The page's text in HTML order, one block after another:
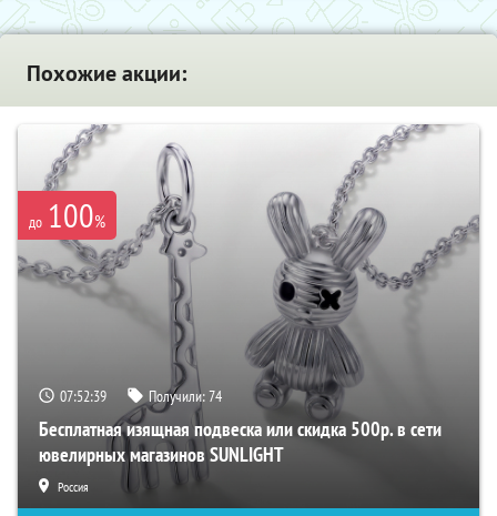
Похожие акции:
до 100%
07:52:38 Получили:74
Бесплатная изящная подвеска или скидка 500р. в сети
ювелирных магазинов SUNLIGHT
Россия